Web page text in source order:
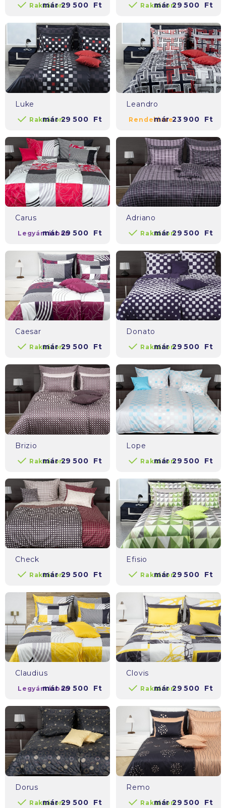
Raktáron
már29 500 Ft Raktáron
már29 500 Ft
Luke
Raktáron
már29 500 Ft
Leandro
Rendelésre
már23 900 Ft
Carus
Legyártásban
már29 500 Ft
Adriano
Raktáron
már29 500 Ft
Caesar
Raktáron
már29 500 Ft
Donato
Raktáron
már29 500 Ft
Brizio
Raktáron
már29 500 Ft
Lope
Raktáron
már29 500 Ft
Check
Raktáron
már29 500 Ft
Efisio
Raktáron
már29 500 Ft
Claudius
Legyártásban
már29 500 Ft
Clovis
Raktáron
már29 500 Ft
Dorus
Raktáron
már29 500 Ft
Remo
Raktáron
már29 500 Ft